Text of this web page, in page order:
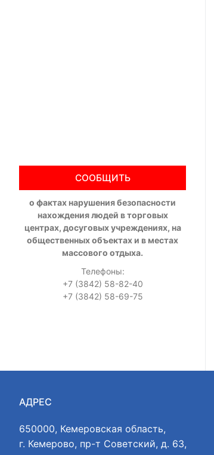
СООБЩИТЬ
о фактах нарушения безопасности
нахождения людей в торговых
центрах, досуговых учреждениях, на
общественных объектах и в местах
массового отдыха.
Телефоны:
+7 (3842) 58-82-40
+7 (3842) 58-69-75
АДРЕС
650000, Кемеровская область,
г. Кемерово, пр-т Советский, д. 63,